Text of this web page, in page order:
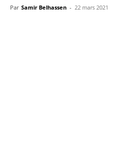
Par Samir Belhassen - 22 mars 2021